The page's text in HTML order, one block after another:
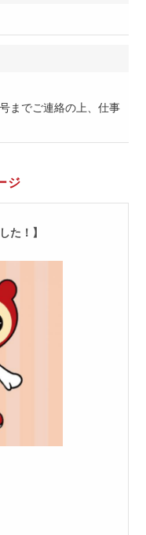
までご連絡の上、仕事
ジ
た！】